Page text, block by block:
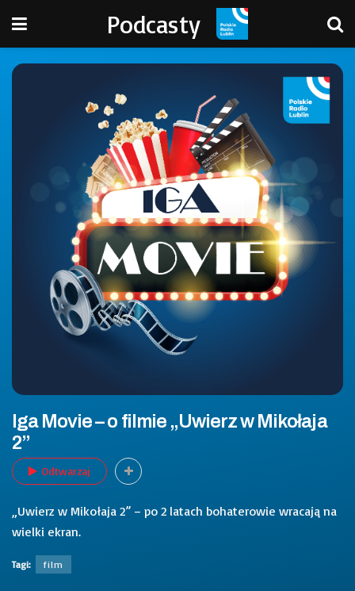
Podcasty
Iga Movie – o filmie „Uwierz w Mikołaja
2”
Odtwarzaj
„Uwierz w Mikołaja 2” – po 2 latach bohaterowie wracają na
wielki ekran.
Tagi: film